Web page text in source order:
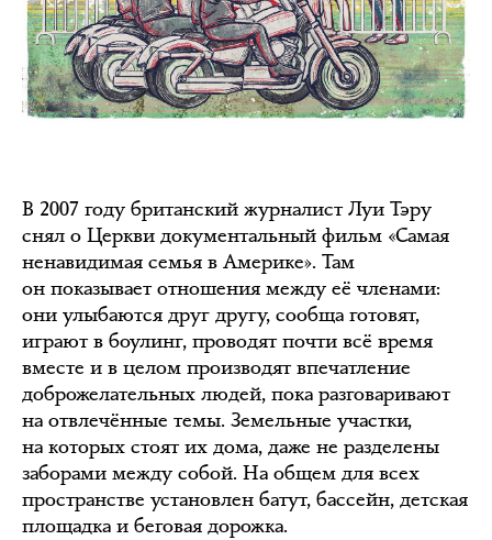
В 2007 году британский журналист Луи Тэру
снял о Церкви документальный фильм «Самая
ненавидимая семья в Америке». Там
он показывает отношения между её членами:
они улыбаются друг другу, сообща готовят,
играют в боулинг, проводят почти всё время
вместе и в целом производят впечатление
доброжелательных людей, пока разговаривают
на отвлечённые темы. Земельные участки,
на которых стоят их дома, даже не разделены
заборами между собой. На общем для всех
пространстве установлен батут, бассейн, детская
площадка и беговая дорожка.